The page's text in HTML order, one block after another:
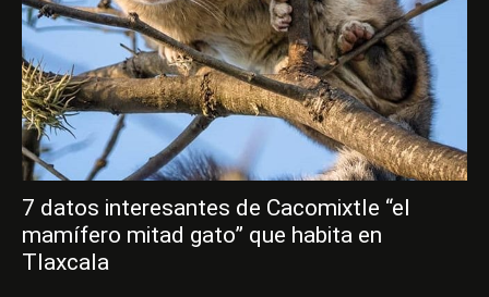
7 datos interesantes de Cacomixtle “el
mamífero mitad gato” que habita en
Tlaxcala